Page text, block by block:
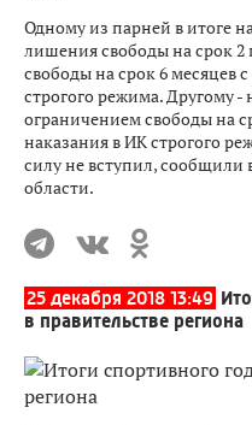
Одному из парней в итоге
лишения свободы на срок 2
свободы на срок 6 месяцев
строгого режима. Другому -
ограничением свободы на
наказания в ИК строгого
силу не вступил, сообщили
области.
25 декабря 2018 13:49
в правительстве региона